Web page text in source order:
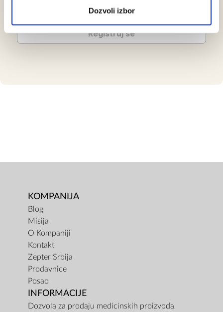
Dozvoli izbor
Registruj se
KOMPANIJA
Blog
Misija
O Kompaniji
Kontakt
Zepter Srbija
Prodavnice
Posao
INFORMACIJE
Dozvola za prodaju medicinskih proizvoda